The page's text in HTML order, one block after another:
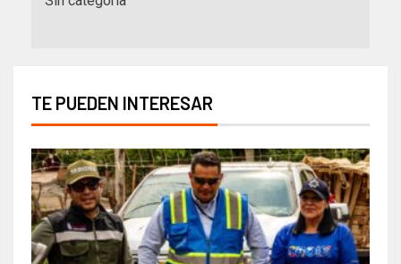
TE PUEDEN INTERESAR